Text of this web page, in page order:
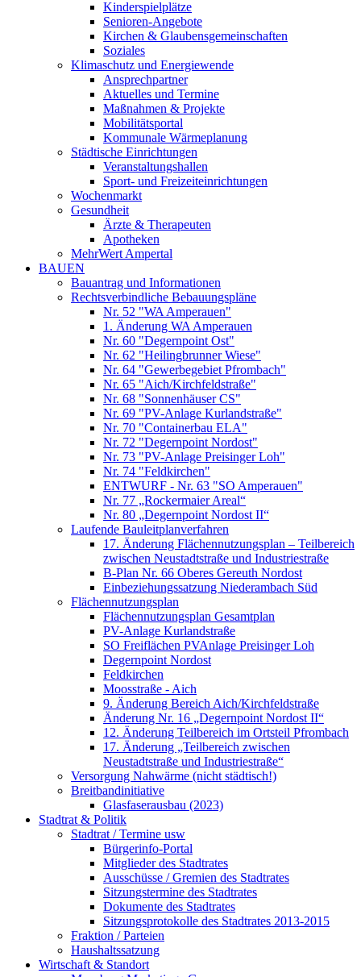
Kinderspielplätze
Senioren-Angebote
Kirchen & Glaubensgemeinschaften
Soziales
Klimaschutz und Energiewende
Ansprechpartner
Aktuelles und Termine
Maßnahmen & Projekte
Mobilitätsportal
Kommunale Wärmeplanung
Städtische Einrichtungen
Veranstaltungshallen
Sport- und Freizeiteinrichtungen
Wochenmarkt
Gesundheit
Ärzte & Therapeuten
Apotheken
MehrWert Ampertal
BAUEN
Bauantrag und Informationen
Rechtsverbindliche Bebauungspläne
Nr. 52 "WA Amperauen"
1. Änderung WA Amperauen
Nr. 60 "Degernpoint Ost"
Nr. 62 "Heilingbrunner Wiese"
Nr. 64 "Gewerbegebiet Pfrombach"
Nr. 65 "Aich/Kirchfeldstraße"
Nr. 68 "Sonnenhäuser CS"
Nr. 69 "PV-Anlage Kurlandstraße"
Nr. 70 "Containerbau ELA"
Nr. 72 "Degernpoint Nordost"
Nr. 73 "PV-Anlage Preisinger Loh"
Nr. 74 "Feldkirchen"
ENTWURF - Nr. 63 "SO Amperauen"
Nr. 77 „Rockermaier Areal“
Nr. 80 „Degernpoint Nordost II“
Laufende Bauleitplanverfahren
17. Änderung Flächennutzungsplan – Teilbereich
zwischen Neustadtstraße und Industriestraße
B-Plan Nr. 66 Oberes Gereuth Nordost
Einbeziehungssatzung Niederambach Süd
Flächennutzungsplan
Flächennutzungsplan Gesamtplan
PV-Anlage Kurlandstraße
SO Freiflächen PV­Anlage Preisinger Loh
Degernpoint Nordost
Feldkirchen
Moosstraße - Aich
9. Änderung Bereich Aich/Kirchfeldstraße
Änderung Nr. 16 „Degernpoint Nordost II“
12. Änderung Teilbereich im Ortsteil Pfrombach
17. Änderung „Teilbereich zwischen
Neustadtstraße und Industriestraße“
Versorgung Nahwärme (nicht städtisch!)
Breitbandinitiative
Glasfaserausbau (2023)
Stadtrat & Politik
Stadtrat / Termine usw
Bürgerinfo-Portal
Mitglieder des Stadtrates
Ausschüsse / Gremien des Stadtrates
Sitzungstermine des Stadtrates
Dokumente des Stadtrates
Sitzungsprotokolle des Stadtrates 2013-2015
Fraktion / Parteien
Haushaltssatzung
Wirtschaft & Standort